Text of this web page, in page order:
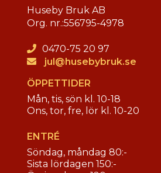
Huseby Bruk AB
Org. nr.:556795-4978
0470-75 20 97
jul@husebybruk.se
ÖPPETTIDER
Mån, tis, sön kl. 10-18
Ons, tor, fre, lör kl. 10-20
ENTRÉ
Söndag, måndag 80:-
Sista lördagen 150:-